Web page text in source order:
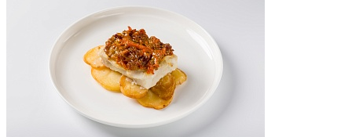
ДЕСЕРТЫ
НАПИТКИ
ДОПОЛНИТЕЛЬНОЕ
КУЛИНАРИЯ